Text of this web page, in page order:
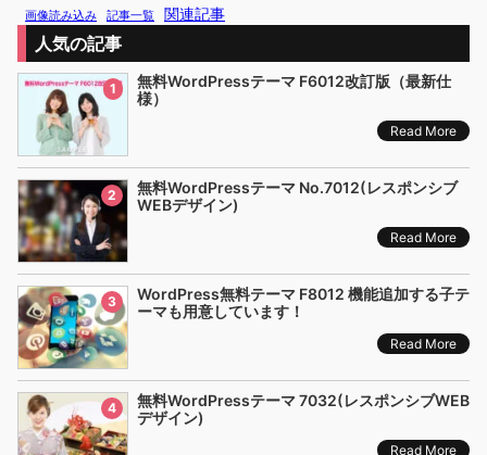
画像読み込み 記事一覧 関連記事
人気の記事
1
無料WordPressテーマ F6012改訂版（最新仕
様）
Read More
2
無料WordPressテーマ No.7012(レスポンシブ
WEBデザイン)
Read More
3
WordPress無料テーマ F8012 機能追加する子テ
ーマも用意しています！
Read More
4
無料WordPressテーマ 7032(レスポンシブWEB
デザイン)
Read More